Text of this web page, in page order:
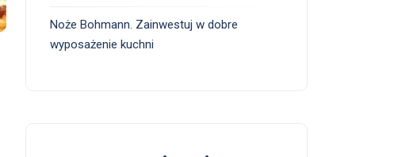
Noże Bohmann. Zainwestuj w dobre
wyposażenie kuchni